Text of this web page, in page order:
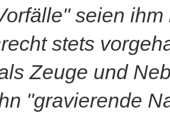
seien
stets
Zeuge und
"gravierende